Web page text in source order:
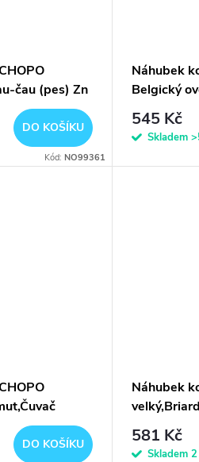
čau (pes) Zn
DO KOŠÍKU
Kód:NO99361
Náhubek
Belgický
545 Kč
Skladem
DO KOŠÍKU
Náhubek
581 Kč
Skladem